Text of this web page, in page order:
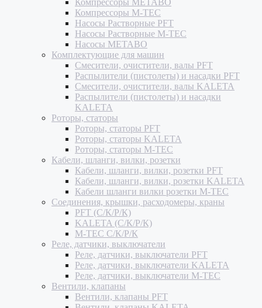
Компрессоры METABO
Компрессоры M-TEC
Насосы Растворные PFT
Насосы Растворные M-TEC
Насосы METABO
Комплектующие для машин
Смесители, очистители, валы PFT
Распылители (пистолеты) и насадки PFT
Смесители, очистители, валы KALETA
Распылители (пистолеты) и насадки
KALETA
Роторы, статоры
Роторы, статоры PFT
Роторы, статоры KALETA
Роторы, статоры M-TEC
Кабели, шланги, вилки, розетки
Кабели, шланги, вилки, розетки PFT
Кабели, шланги, вилки, розетки KALETA
Кабели шланги вилки розетки M-TEC
Соединения, крышки, расходомеры, краны
PFT (С/К/Р/К)
KALETA (С/К/Р/К)
M-TEC С/К/Р/К
Реле, датчики, выключатели
Реле, датчики, выключатели PFT
Реле, датчики, выключатели KALETA
Реле, датчики, выключатели M-TEC
Вентили, клапаны
Вентили, клапаны PFT